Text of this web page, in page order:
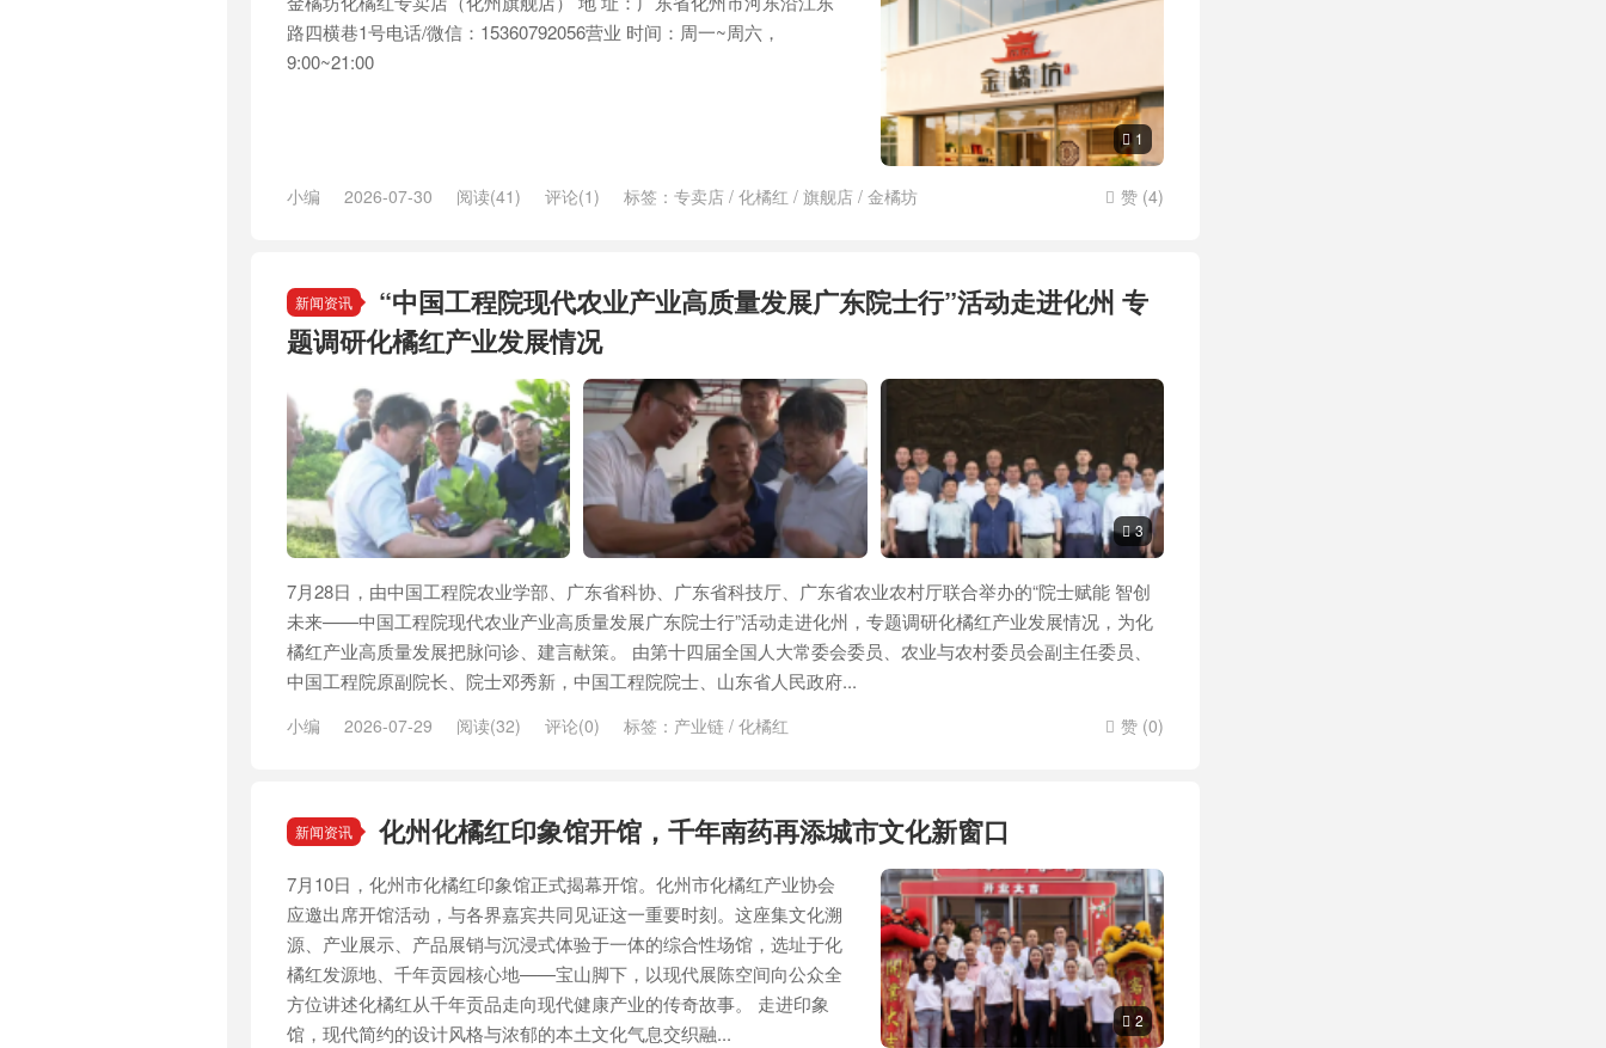
 1
路四横巷1号电话/微信：15360792056营业 时间：周一~周六，
9:00~21:00
 赞 (4)
小编 2026-07-30 阅读(41) 评论(1) 标签： 专卖店 / 化橘红 / 旗舰店 / 金橘坊
新闻资讯
“中国工程院现代农业产业高质量发展广东院士行”活动走进化州 专
题调研化橘红产业发展情况
 3
7月28日，由中国工程院农业学部、广东省科协、广东省科技厅、广东省农业农村厅联合举办的“院士赋能 智创
未来——中国工程院现代农业产业高质量发展广东院士行”活动走进化州，专题调研化橘红产业发展情况，为化
橘红产业高质量发展把脉问诊、建言献策。 由第十四届全国人大常委会委员、农业与农村委员会副主任委员、
中国工程院原副院长、院士邓秀新，中国工程院院士、山东省人民政府...
 赞 (0)
小编 2026-07-29 阅读(32) 评论(0) 标签： 产业链 / 化橘红
新闻资讯 化州化橘红印象馆开馆，千年南药再添城市文化新窗口
 2
7月10日，化州市化橘红印象馆正式揭幕开馆。化州市化橘红产业协会
应邀出席开馆活动，与各界嘉宾共同见证这一重要时刻。这座集文化溯
源、产业展示、产品展销与沉浸式体验于一体的综合性场馆，选址于化
橘红发源地、千年贡园核心地——宝山脚下，以现代展陈空间向公众全
方位讲述化橘红从千年贡品走向现代健康产业的传奇故事。 走进印象
馆，现代简约的设计风格与浓郁的本土文化气息交织融...